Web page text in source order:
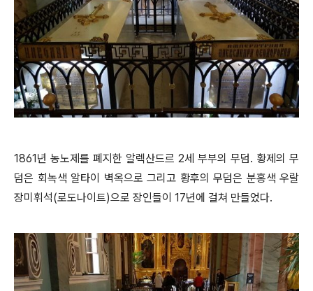
1861년 농노제를 폐지한 알렉산드르 2세 부부의 무덤. 황제의 무
덤은 회녹색 알타이 벽옥으로 그리고 황후의 무덤은 분홍색 우랄
장미휘석(로도나이트)으로 장인들이 17년에 걸쳐 만들었다.